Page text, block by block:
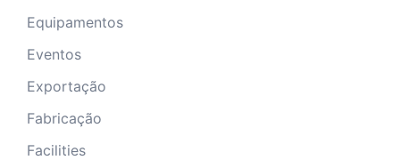
Equipamentos
Eventos
Exportação
Fabricação
Facilities